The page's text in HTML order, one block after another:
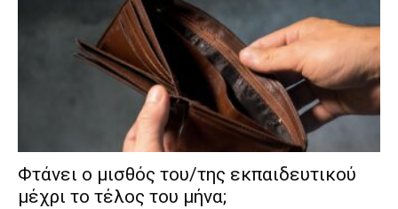
Φτάνει ο μισθός του/της εκπαιδευτικού
μέχρι το τέλος του μήνα;